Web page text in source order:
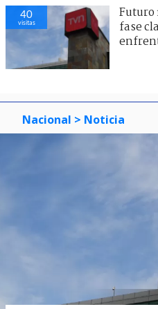
40
visitas
Futuro
fase
Nacional > Noticia